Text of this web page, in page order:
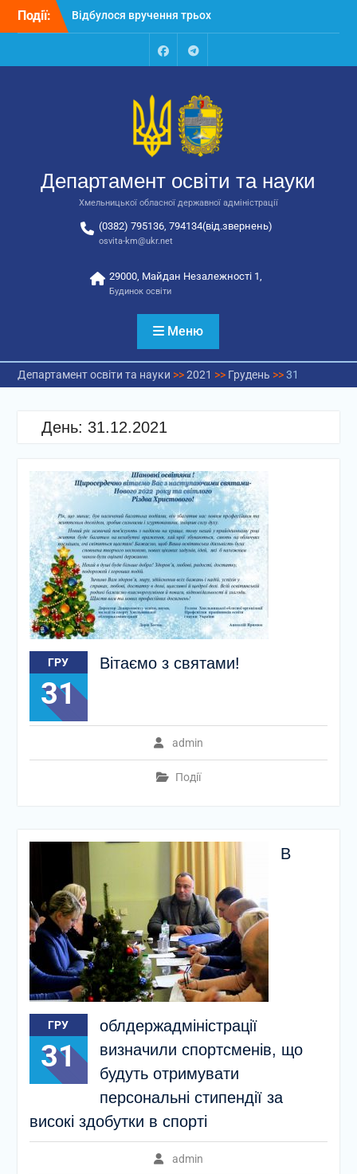
Перейти
Події:
Відбулося вручення трьох
автобусів для потреб
Відбулося засідання
освіти та науки обласної
державної адміністрації
Відбулась обласна
національно-патріотичне
виховання
FacebookTalegram
Департамент освіти та науки
Хмельницької обласної державної адміністрації
(0382) 795136, 794134(від.звернень)
osvita-km@ukr.net
29000, Майдан Незалежності 1,
Будинок освіти
Меню
Департамент освіти та науки >>2021 >> Грудень >>31
День: 31.12.2021
ГРУ
31
Вітаємо з святами!
admin
Події
ГРУ
31
В
облдержадміністрації
визначили спортсменів, що
будуть отримувати
персональні стипендії за
високі здобутки в спорті
admin